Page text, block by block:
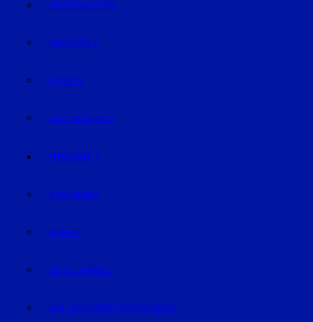
NIEDERBAYERN
OBERPFALZ
BAYERN
DEUTSCHLAND
REGION
STRAUBING
BOGEN
GEISELHÖRING
MALLERSDORF-PFAFFENBERG